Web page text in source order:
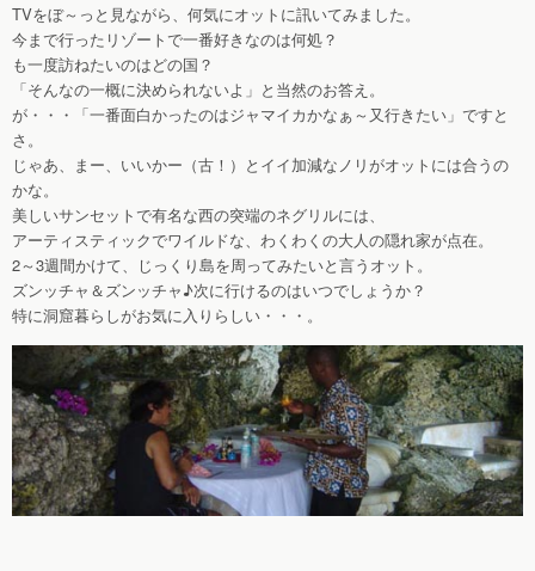
TVをぼ～っと見ながら、何気にオットに訊いてみました。
今まで行ったリゾートで一番好きなのは何処？
も一度訪ねたいのはどの国？
「そんなの一概に決められないよ」と当然のお答え。
が・・・「一番面白かったのはジャマイカかなぁ～又行きたい」ですと
さ。
じゃあ、まー、いいかー（古！）とイイ加減なノリがオットには合うの
かな。
美しいサンセットで有名な西の突端のネグリルには、
アーティスティックでワイルドな、わくわくの大人の隠れ家が点在。
2～3週間かけて、じっくり島を周ってみたいと言うオット。
ズンッチャ＆ズンッチャ♪次に行けるのはいつでしょうか？
特に洞窟暮らしがお気に入りらしい・・・。